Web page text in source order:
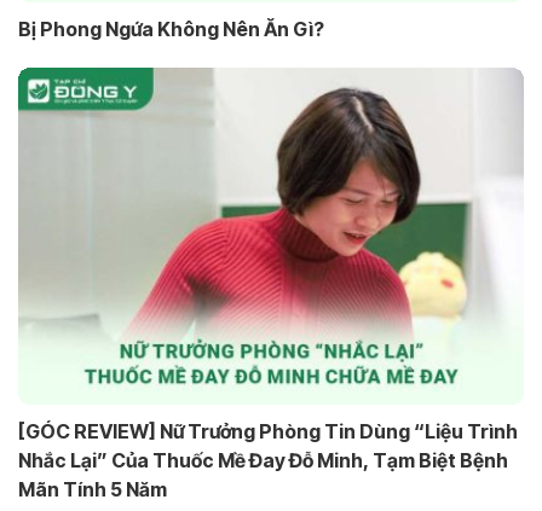
Bị Phong Ngứa Không Nên Ăn Gì?
[GÓC REVIEW] Nữ Trưởng Phòng Tin Dùng “Liệu Trình
Nhắc Lại” Của Thuốc Mề Đay Đỗ Minh, Tạm Biệt Bệnh
Mãn Tính 5 Năm